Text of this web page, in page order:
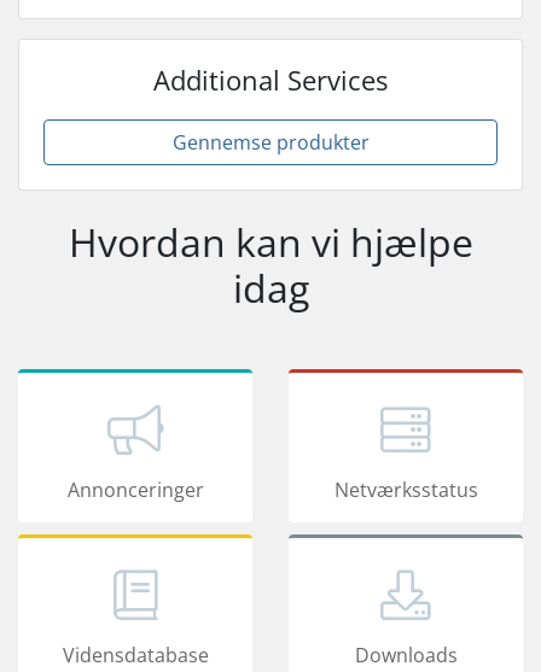
Additional Services
Gennemse produkter
Hvordan kan vi hjælpe
idag
Annonceringer Netværksstatus
Vidensdatabase Downloads